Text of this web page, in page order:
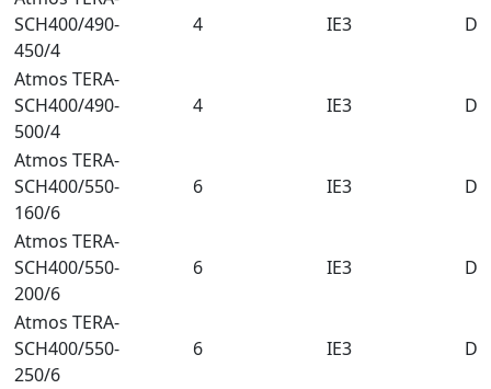
SCH400/490-
450/4
4 IE3
Atmos TERA-
SCH400/490-
500/4
4 IE3
Atmos TERA-
SCH400/550-
160/6
6 IE3
Atmos TERA-
SCH400/550-
200/6
6 IE3
Atmos TERA-
SCH400/550-
250/6
6 IE3